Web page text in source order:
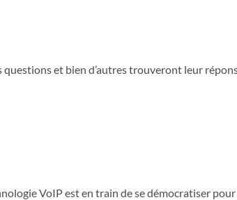
et bien d’autres trouveront leur
VoIP est en train de se démocratiser